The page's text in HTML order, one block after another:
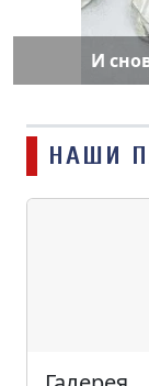
И
НАШИ